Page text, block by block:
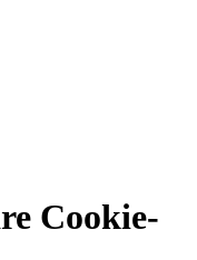
Cookie-